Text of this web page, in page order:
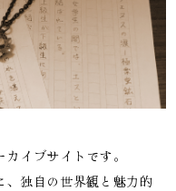
イブサイトです。
独自の世界観と魅力的